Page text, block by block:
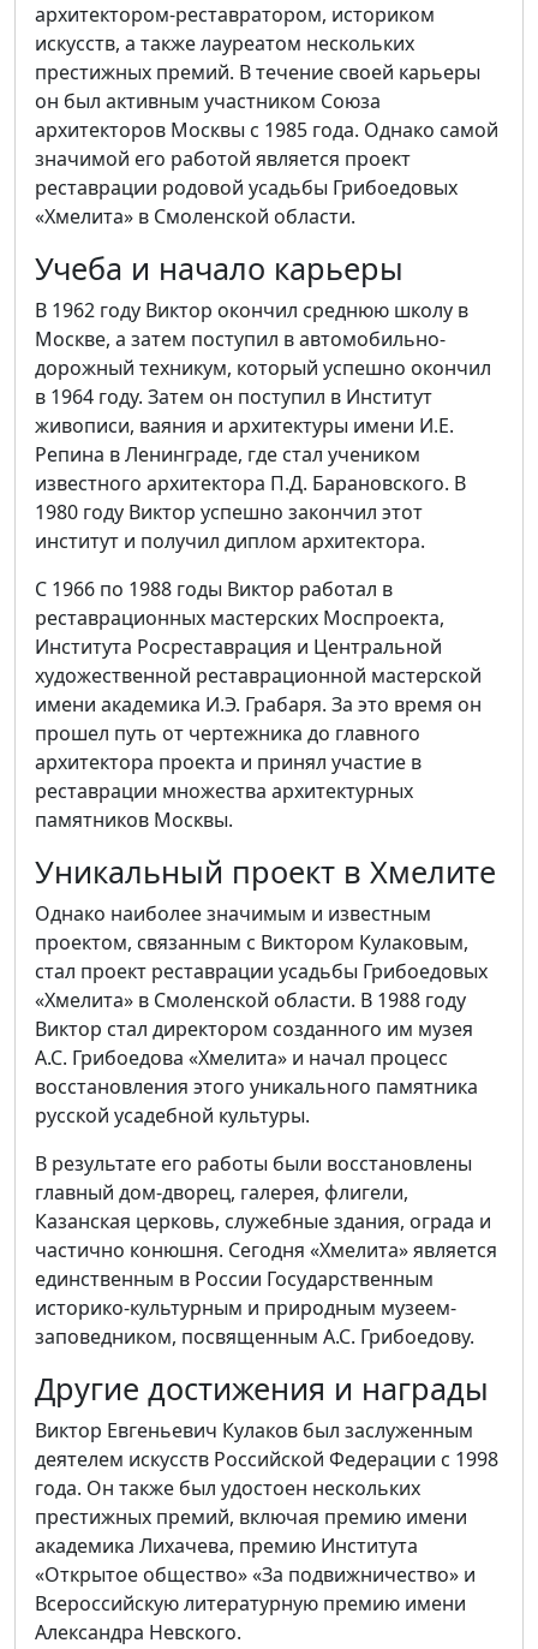
архитектором-реставратором, историком
искусств, а также лауреатом нескольких
престижных премий. В течение своей карьеры
он был активным участником Союза
архитекторов Москвы с 1985 года. Однако самой
значимой его работой является проект
реставрации родовой усадьбы Грибоедовых
«Хмелита» в Смоленской области.
Учеба и начало карьеры
В 1962 году Виктор окончил среднюю школу в
Москве, а затем поступил в автомобильно-
дорожный техникум, который успешно окончил
в 1964 году. Затем он поступил в Институт
живописи, ваяния и архитектуры имени И.Е.
Репина в Ленинграде, где стал учеником
известного архитектора П.Д. Барановского. В
1980 году Виктор успешно закончил этот
институт и получил диплом архитектора.
С 1966 по 1988 годы Виктор работал в
реставрационных мастерских Моспроекта,
Института Росреставрация и Центральной
художественной реставрационной мастерской
имени академика И.Э. Грабаря. За это время он
прошел путь от чертежника до главного
архитектора проекта и принял участие в
реставрации множества архитектурных
памятников Москвы.
Уникальный проект в Хмелите
Однако наиболее значимым и известным
проектом, связанным с Виктором Кулаковым,
стал проект реставрации усадьбы Грибоедовых
«Хмелита» в Смоленской области. В 1988 году
Виктор стал директором созданного им музея
А.С. Грибоедова «Хмелита» и начал процесс
восстановления этого уникального памятника
русской усадебной культуры.
В результате его работы были восстановлены
главный дом-дворец, галерея, флигели,
Казанская церковь, служебные здания, ограда и
частично конюшня. Сегодня «Хмелита» является
единственным в России Государственным
историко-культурным и природным музеем-
заповедником, посвященным А.С. Грибоедову.
Другие достижения и награды
Виктор Евгеньевич Кулаков был заслуженным
деятелем искусств Российской Федерации с 1998
года. Он также был удостоен нескольких
престижных премий, включая премию имени
академика Лихачева, премию Института
«Открытое общество» «За подвижничество» и
Всероссийскую литературную премию имени
Александра Невского.